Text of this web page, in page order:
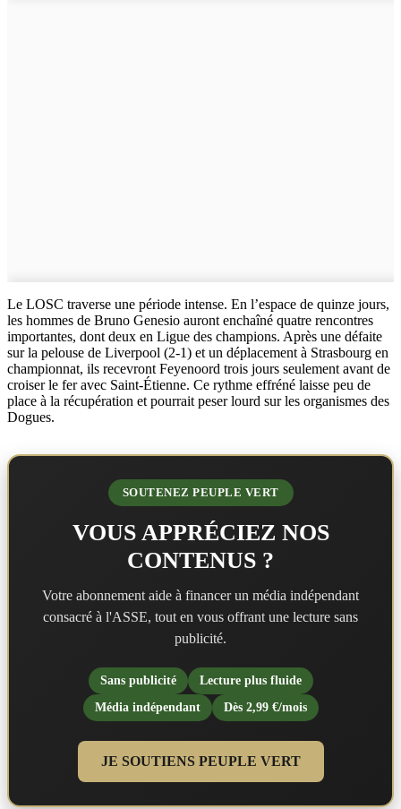
Le LOSC traverse une période intense. En l’espace de quinze jours,
les hommes de Bruno Genesio auront enchaîné quatre rencontres
importantes, dont deux en Ligue des champions. Après une défaite
sur la pelouse de Liverpool (2-1) et un déplacement à Strasbourg en
championnat, ils recevront Feyenoord trois jours seulement avant de
croiser le fer avec Saint-Étienne. Ce rythme effréné laisse peu de
place à la récupération et pourrait peser lourd sur les organismes des
Dogues.
SOUTENEZ PEUPLE VERT
VOUS APPRÉCIEZ NOS
CONTENUS ?
Votre abonnement aide à financer un média indépendant
consacré à l'ASSE, tout en vous offrant une lecture sans
publicité.
Sans publicité
Lecture plus fluide
Média indépendant
Dès 2,99 €/mois
JE SOUTIENS PEUPLE VERT